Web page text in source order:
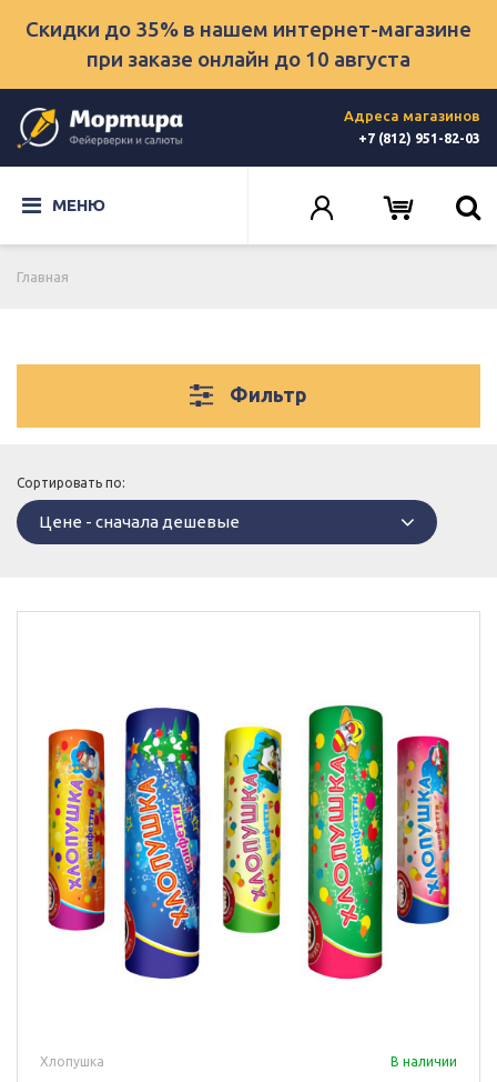
Скидки до 35% в нашем интернет-магазине
при заказе онлайн до 10 августа
Адреса магазинов
+7 (812) 951-82-03
МЕНЮ
Главная
Фильтр
Сортировать по:
Цене - сначала дешевые
Хлопушка В наличии